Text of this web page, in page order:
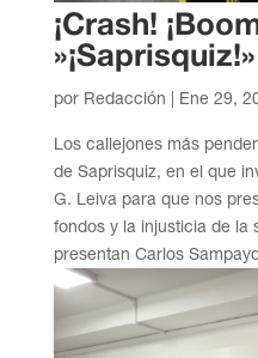
¡Crash!
»¡Saprisquiz!»
por Redacción Ene 29,
Los callejones más
de Saprisquiz, en el que
G. Leiva para que nos
fondos y la injusticia de la
presentan Carlos